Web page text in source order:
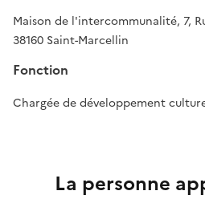
Maison de l'intercommunalité, 7,
38160 Saint-Marcellin
Fonction
Chargée de développement
La personne